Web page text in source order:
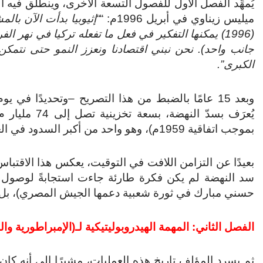
يُمهِّد الفصل الأول للفصول التسعة الأخرى، وينطلق فيه
ميليس زيناوي في أبريل 1996م: “
(1996) يمكنها التفكير في فعل ما تفعله تركيا في
جانب واحد). نحن نبني اقتصادنا ونعزز النمو حتى
الكبرى”.
يُعرَف بسدّ النهضة، بسعة تخزينية تصل إلى 74 مليار م
بموجب اتفاقية 1959م)، وهو واحد من أكبر السدود في العالم.
بعيدًا عن التزامن اللافت في التوقيت، يعكس هذا
سد النهضة لم يكن فكرة طارئة جاءت استجابةً لوصول
حسني مبارك في ثورة شعبية دعمها الجيش المصري)، بل
الفصل الثاني: المهمة الهيدروبوليتيكية لـ(الإمبراطورية